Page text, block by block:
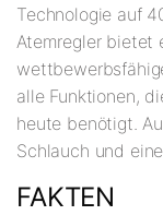
Technologie auf
Atemregler bietet
alle Funktionen,
heute benötigt.
Schlauch und
FAKTEN